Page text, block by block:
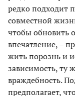
редко подходит
совместной
чтобы обновить
впечатление, –
жить порознь и
зависимость, ту
враждебность.
предполагает,